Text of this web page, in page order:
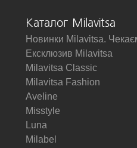
Каталог Milavitsa
Новинки Milavitsa.
Ексклюзив Milavitsa
Milavitsa Classic
Milavitsa Fashion
Aveline
Misstyle
Luna
Milabel